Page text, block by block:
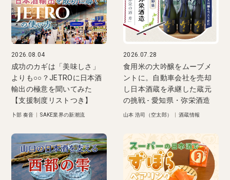
2026.08.04
成功のカギは「美味しさ」
よりも○○？JETROに日本酒
輸出の極意を聞いてみた
【支援制度リストつき】
卜部 奏音 |SAKE業界の新潮流
2026.07.28
食用米の大吟醸をムーブメ
ントに。自動車会社を売却
し日本酒蔵を承継した蔵元
の挑戦 - 愛知県・弥栄酒造
山本 浩司（空太郎） 酒蔵情報